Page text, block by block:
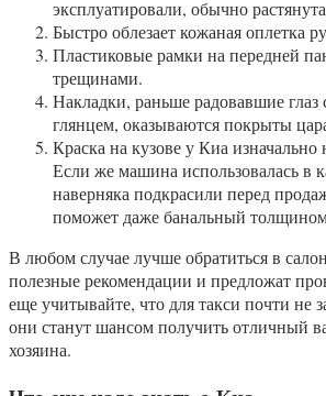
эксплуатировали, обычно
Быстро облезает кожаная оплетка
Пластиковые рамки на передней
трещинами.
Накладки, раньше радовавшие
глянцем, оказываются покрыты
Краска на кузове у Киа
Если же машина использовалась в
наверняка подкрасили перед
поможет даже банальный
В любом случае лучше обратиться в
полезные рекомендации и предложат
еще учитывайте, что для такси почти не
они станут шансом получить отличный
хозяина.